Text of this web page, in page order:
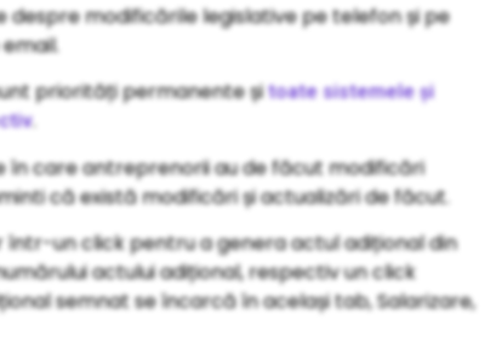
modificările legislative pe telefon și pe
priorități permanente șitoate sistemele și
.
în care antreprenorii au de făcut modificări
că există modificări și actualizări de făcut.
un click pentru a genera actul adițional din
actului adițional, respectiv un click
semnat se încarcă în același tab, Salarizare,